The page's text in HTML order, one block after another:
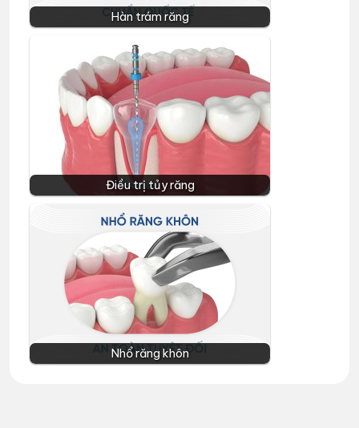
Hàn trám răng
Điều trị tủy răng
Nhổ răng khôn